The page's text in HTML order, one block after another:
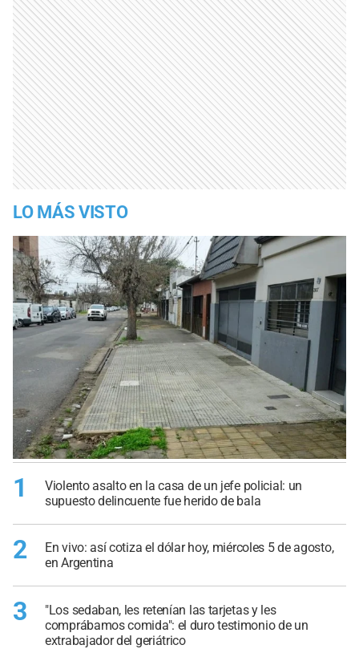
LO MÁS VISTO
1
Violento asalto en la casa de un jefe policial: un
supuesto delincuente fue herido de bala
2
En vivo: así cotiza el dólar hoy, miércoles 5 de agosto,
en Argentina
3
"Los sedaban, les retenían las tarjetas y les
comprábamos comida": el duro testimonio de un
extrabajador del geriátrico